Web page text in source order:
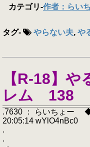
カテゴリ-作者：らい
タグ- やらない夫, や
【R-18】
レム 138
.7630 ： らいちょー
20:05:14 wYlO4nBc0
.
. ＞ ´